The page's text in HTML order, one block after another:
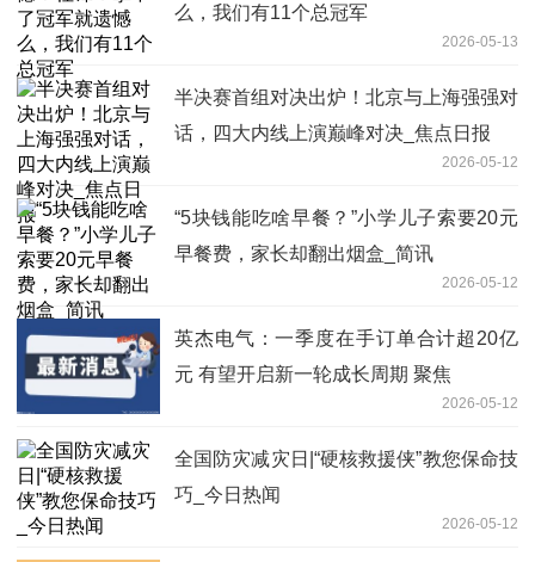
么，我们有11个总冠军
2026-05-13
半决赛首组对决出炉！北京与上海强强对
话，四大内线上演巅峰对决_焦点日报
2026-05-12
“5块钱能吃啥早餐？”小学儿子索要20元
早餐费，家长却翻出烟盒_简讯
2026-05-12
英杰电气：一季度在手订单合计超20亿
元 有望开启新一轮成长周期 聚焦
2026-05-12
全国防灾减灾日|“硬核救援侠”教您保命技
巧_今日热闻
2026-05-12